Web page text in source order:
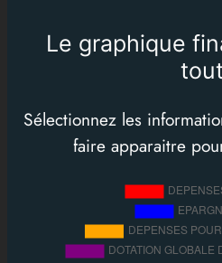
Le graphique
tout
Sélectionnez les
faire apparaitre